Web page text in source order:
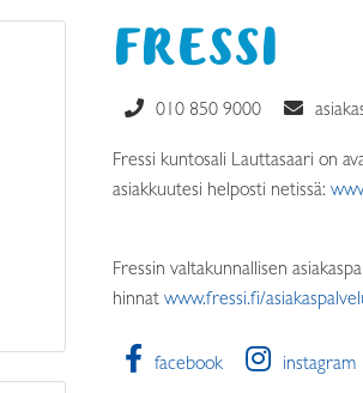
FRESSI
010 850 9000
Fressi kuntosali Lauttasaari on
asiakkuutesi helposti netissä:
Fressin valtakunnallisen
hinnat www.fressi.fi/
facebook instagram